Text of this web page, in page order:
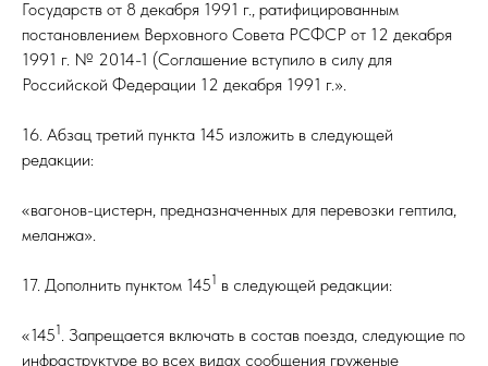
Государств от 8 декабря 1991 г., ратифицированным
постановлением Верховного Совета РСФСР от 12 декабря
1991 г. № 2014-1 (Соглашение вступило в силу для
Российской Федерации 12 декабря 1991 г.».
16. Абзац третий пункта 145 изложить в следующей
редакции:
«вагонов-цистерн, предназначенных для перевозки гептила,
меланжа».
17. Дополнить пунктом 1451 в следующей редакции:
«1451. Запрещается включать в состав поезда, следующие по
инфраструктуре во всех видах сообщения груженые